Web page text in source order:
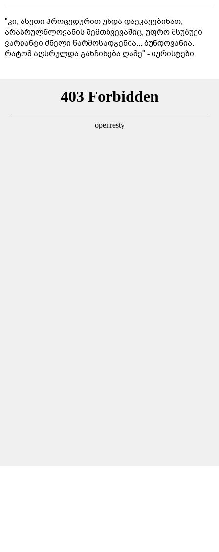
"კი, ასეთი პროცედურით უნდა დაეკავებინათ,
არასრულწლოვანის შემთხვევაშიც, უფრო მსუბუქი
ვარიანტი ძნელი წარმოსადგენია... ბუნდოვანია,
რატომ აღსრულდა განჩინება ღამე" - იურისტები